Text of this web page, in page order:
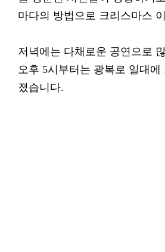
마다의 방법으로 크리스마스
저녁에는 다채로운 공연으로
오후 5시부터는 광복로 일대에
졌습니다.